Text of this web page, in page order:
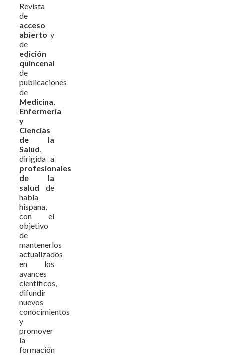
Revista
de
acceso
abierto y
de
edición
quincenal
de
publicaciones
de
Medicina,
Enfermería
y
Ciencias
de la
Salud
dirigida a
profesionales
de la
salud de
habla
hispana,
con el
objetivo
de
mantenerlos
actualizados
en los
avances
científicos,
difundir
nuevos
conocimientos
y
promover
la
formación